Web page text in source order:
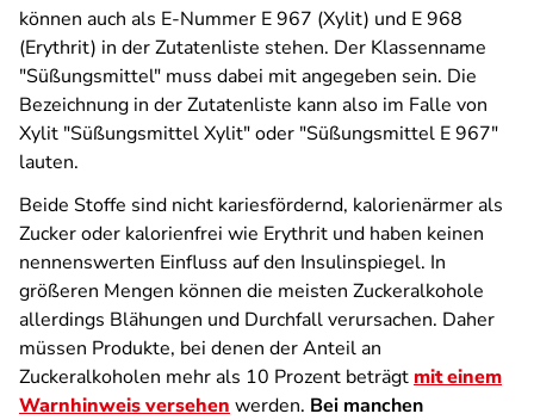
können auch als E-Nummer E 967 (Xylit) und E 968
(Erythrit) in der Zutatenliste stehen. Der Klassenname
"Süßungsmittel" muss dabei mit angegeben sein. Die
Bezeichnung in der Zutatenliste kann also im Falle von
Xylit "Süßungsmittel Xylit" oder "Süßungsmittel E 967"
lauten.
Beide Stoffe sind nicht kariesfördernd, kalorienärmer als
Zucker oder kalorienfrei wie Erythrit und haben keinen
nennenswerten Einfluss auf den Insulinspiegel. In
größeren Mengen können die meisten Zuckeralkohole
allerdings Blähungen und Durchfall verursachen. Daher
müssen Produkte, bei denen der Anteil an
Zuckeralkoholen mehr als 10 Prozent beträgt mit einem
Warnhinweis versehen werden. Bei manchen